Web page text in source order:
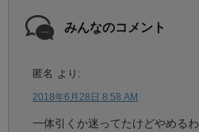
みんなのコメント
匿名 より:
2018年6月28日 8:58 AM
一体引くか迷ってたけどやめるわ